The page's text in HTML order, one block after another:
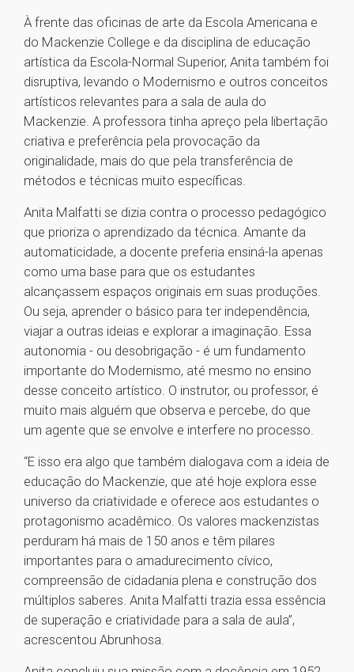
À frente das oficinas de arte da Escola Americana e
do Mackenzie College e da disciplina de educação
artística da Escola-Normal Superior, Anita também foi
disruptiva, levando o Modernismo e outros conceitos
artísticos relevantes para a sala de aula do
Mackenzie. A professora tinha apreço pela libertação
criativa e preferência pela provocação da
originalidade, mais do que pela transferência de
métodos e técnicas muito específicas.
Anita Malfatti se dizia contra o processo pedagógico
que prioriza o aprendizado da técnica. Amante da
automaticidade, a docente preferia ensiná-la apenas
como uma base para que os estudantes
alcançassem espaços originais em suas produções.
Ou seja, aprender o básico para ter independência,
viajar a outras ideias e explorar a imaginação. Essa
autonomia - ou desobrigação - é um fundamento
importante do Modernismo, até mesmo no ensino
desse conceito artístico. O instrutor, ou professor, é
muito mais alguém que observa e percebe, do que
um agente que se envolve e interfere no processo.
“E isso era algo que também dialogava com a ideia de
educação do Mackenzie, que até hoje explora esse
universo da criatividade e oferece aos estudantes o
protagonismo acadêmico. Os valores mackenzistas
perduram há mais de 150 anos e têm pilares
importantes para o amadurecimento cívico,
compreensão de cidadania plena e construção dos
múltiplos saberes. Anita Malfatti trazia essa essência
de superação e criatividade para a sala de aula”,
acrescentou Abrunhosa.